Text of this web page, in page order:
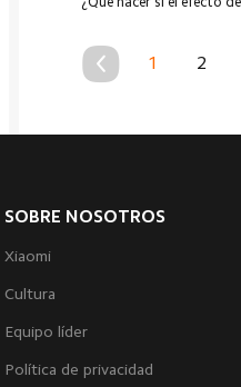
1 2
SOBRE NOSOTROS
Xiaomi
Cultura
Equipo líder
Política de privacidad